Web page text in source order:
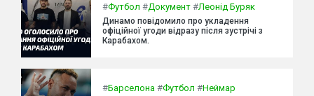
#Футбол #Документ #Леонід Буряк
Динамо повідомило про укладення
офіційної угоди відразу після зустрічі з
Карабахом.
#Барселона #Футбол #Неймар